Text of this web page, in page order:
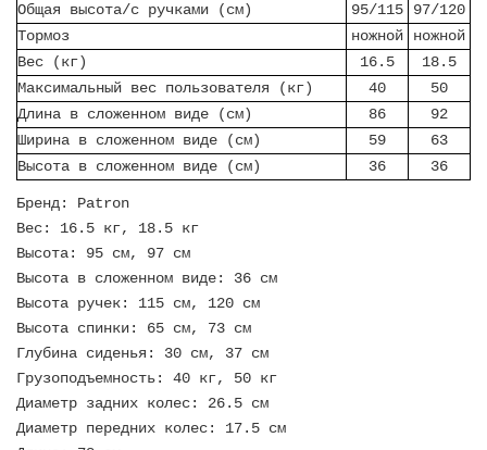
Общая высота/с ручками (см)
95/115
97/120
Тормоз
ножной
ножной
Вес (кг)
16.5
18.5
Максимальный вес пользователя (кг)
40
50
Длина в сложенном виде (см)
86
92
Ширина в сложенном виде (см)
59
63
Высота в сложенном виде (см)
36 36
Бренд: Patron
Вес: 16.5 кг, 18.5 кг
Высота: 95 см, 97 см
Высота в сложенном виде: 36 см
Высота ручек: 115 см, 120 см
Высота спинки: 65 см, 73 см
Глубина сиденья: 30 см, 37 см
Грузоподъемность: 40 кг, 50 кг
Диаметр задних колес: 26.5 см
Диаметр передних колес: 17.5 см